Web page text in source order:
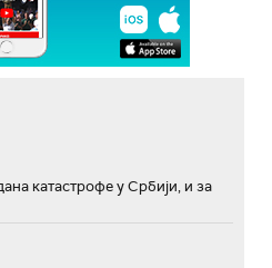
катастрофе у Србији, и за